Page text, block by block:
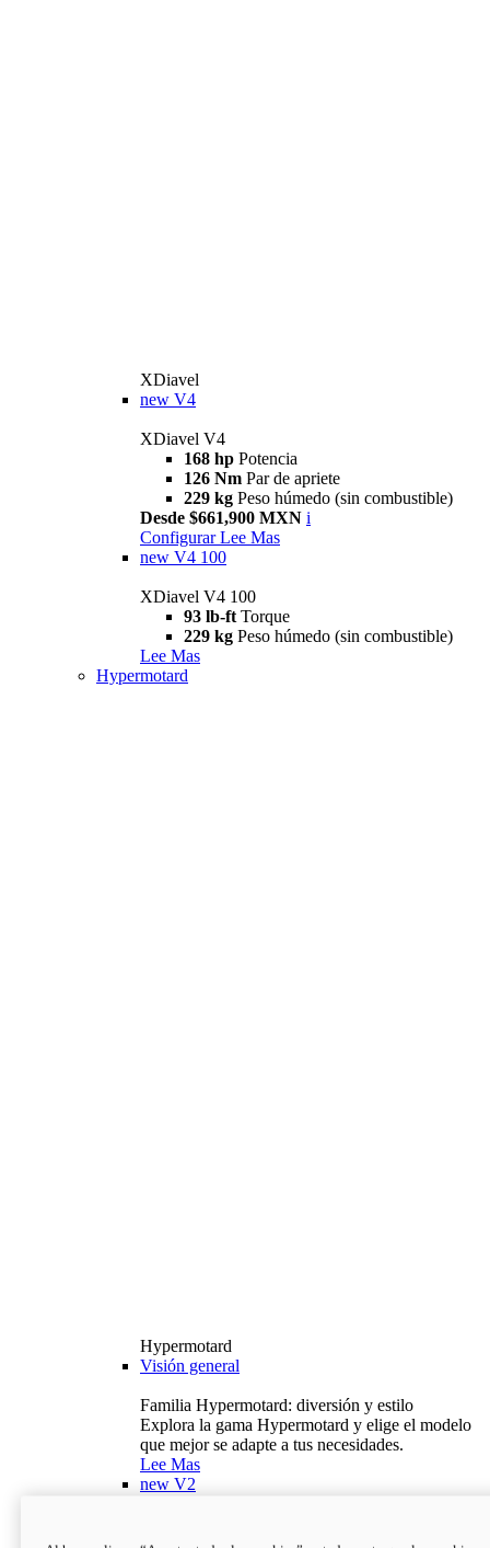
XDiavel
new V4
XDiavel V4
168 hp Potencia
126 Nm Par de apriete
229 kg Peso húmedo (sin combustible)
Desde $661,900 MXN i
Configurar Lee Mas
new V4 100
XDiavel V4 100
93 lb-ft Torque
229 kg Peso húmedo (sin combustible)
Lee Mas
Hypermotard
Hypermotard
Visión general
Familia Hypermotard: diversión y estilo
Explora la gama Hypermotard y elige el modelo
que mejor se adapte a tus necesidades.
Lee Mas
new V2
120,4 hp
Potencia